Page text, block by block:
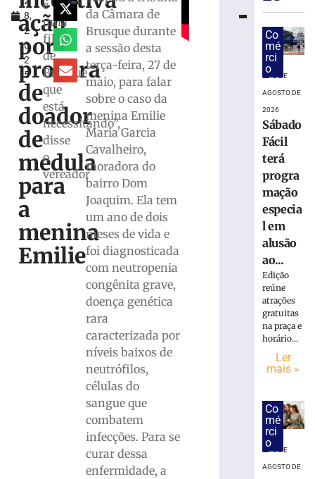
8,
2
0
2
5
ação
por
procura
de
doador
de
medula
para
a
menina
Emilie
é
uma
filha
de
Brusque
que
está
necessitando”,
disse
o
vereador
da Câmara de
Brusque durante
a sessão desta
terça-feira, 27 de
maio, para falar
sobre o caso da
menina Emilie
Maria Garcia
Cavalheiro,
moradora do
bairro Dom
Joaquim. Ela tem
um ano de dois
meses de vida e
foi diagnosticada
com neutropenia
congênita grave,
doença genética
rara
caracterizada por
níveis baixos de
neutrófilos,
células do
sangue que
combatem
infecções. Para se
curar dessa
enfermidade, a
Jucineia
Ribeiro
Eckart
Deputada
Estadual
Vagner
Tebalde
Deputado
Federal
agosto
Hospital
atualiza
estado
trabalhador
ferido
durante
montagem
Co
mé
rci
o
6 DE
AGOSTO DE
2026
Sábado
Fácil
terá
progra
mação
especia
l em
alusão
ao...
Edição
reúne
atrações
gratuitas
na praça e
horário...
Ler
mais »
Co
mé
rci
o
6 DE
AGOSTO DE